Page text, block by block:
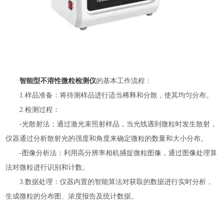
智能型不溶性微粒检测仪的基本工作流程：
1.样品准备：将待测样品进行适当稀释和分散，使其均匀分布。
2.检测过程：
-光散射法：通过激光束照射样品，当光线遇到微粒时发生散射，
仪器通过分析散射光的强度和角度来确定微粒的数量和大小分布。
-图像分析法：利用高分辨率相机捕捉微粒图像，通过图像处理算
法对微粒进行识别和计数。
3.数据处理：仪器内置的智能算法对获取的数据进行实时分析，
生成微粒的分布图、浓度报告及统计数据。